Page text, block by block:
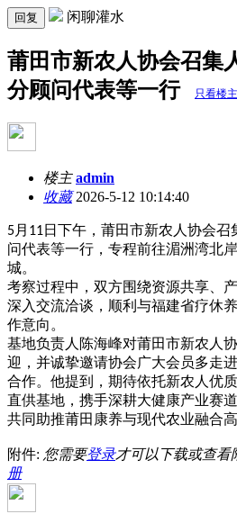
回复 闲聊灌水
莆田市新农人协会召集
分顾问代表等一行
只看楼主
楼主 admin
收藏2026-5-12 10:14:40
5月 11日下午，莆田市新农人协会
问代表等一行，专程前往湄洲湾北
城。
考察过程中，双方围绕资源共享、
深入交流洽谈，顺利与福建省疗休
作意向。
基地负责人陈海峰对莆田市新农人
迎，并诚挚邀请协会广大会员多走
合作。他提到，期待依托新农人优
直供基地，携手深耕大健康产业赛
共同助推莆田康养与现代农业融合高
附件: 您需要登录才可以下载或查看
册